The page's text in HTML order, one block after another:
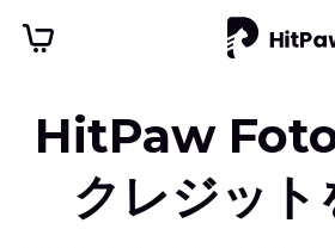
HitPaw
クレジット